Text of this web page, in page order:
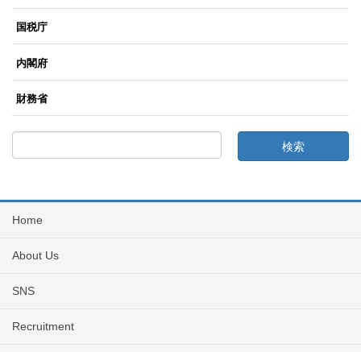
国税庁
内閣府
財務省
Home
About Us
SNS
Recruitment